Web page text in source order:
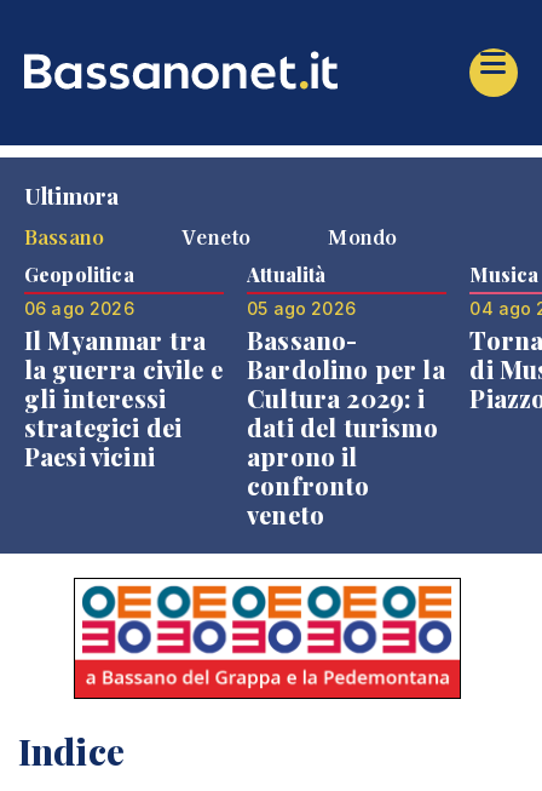
Ultimora
Bassano
Veneto Mondo
Geopolitica
06 ago 2026
Il Myanmar tra
la guerra civile e
gli interessi
strategici dei
Paesi vicini
Attualità
05 ago 2026
Bassano-
Bardolino per la
Cultura 2029: i
dati del turismo
aprono il
confronto
veneto
Musica
04 ago
di
Indice